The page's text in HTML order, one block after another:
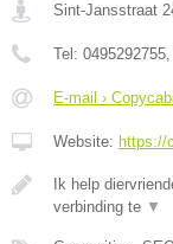
Sint-Jansstraat
Tel: 0495292755
E-mail ›
Website: https://
Ik help
verbinding te ▼